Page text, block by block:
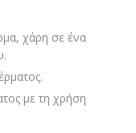
χάρη σε ένα
με τη χρήση